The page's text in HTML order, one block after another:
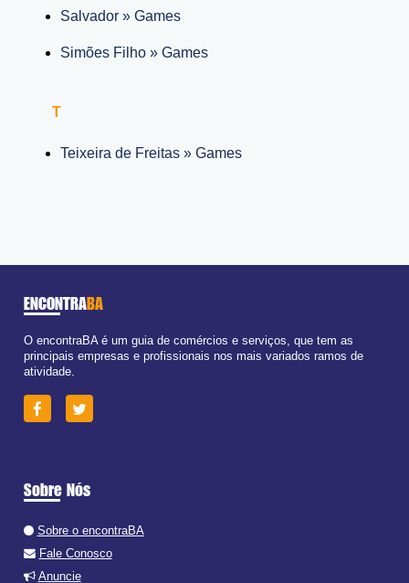
Salvador » Games
Simões Filho » Games
T
Teixeira de Freitas » Games
ENCONTRABA
O encontraBA é um guia de comércios e serviços, que tem as
principais empresas e profissionais nos mais variados ramos de
atividade.
Sobre Nós
Sobre o encontraBA
Fale Conosco
Anuncie